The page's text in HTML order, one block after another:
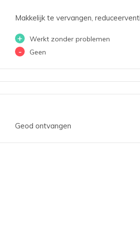
Makkelijk te vervangen,
+ Werkt zonder problemen
- Geen
Geod ontvangen